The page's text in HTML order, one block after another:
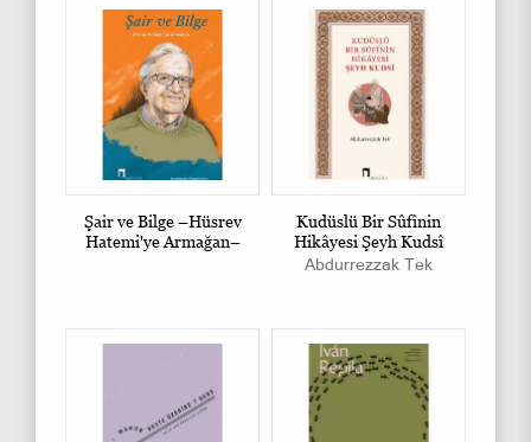
Şair ve Bilge –Hüsrev
Hatemi'ye Armağan–
Kudüslü Bir Sûfînin
Hikâyesi Şeyh Kudsî
Abdurrezzak Tek